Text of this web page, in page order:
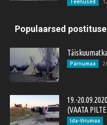
Teenused
Populaarsed
Pärnumaa
19.-
(VAATA
Ida-Virumaa